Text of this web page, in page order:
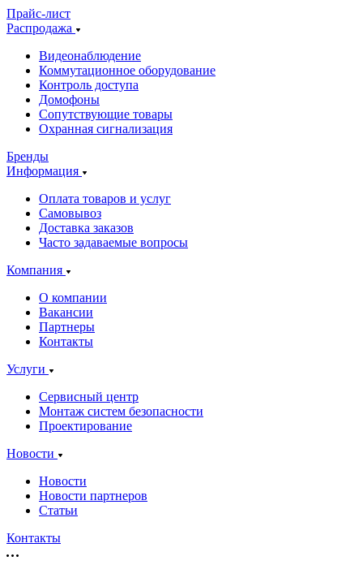
Прайс-лист
Распродажа
Видеонаблюдение
Коммутационное оборудование
Контроль доступа
Домофоны
Сопутствующие товары
Охранная сигнализация
Бренды
Информация
Оплата товаров и услуг
Самовывоз
Доставка заказов
Часто задаваемые вопросы
Компания
О компании
Вакансии
Партнеры
Контакты
Услуги
Сервисный центр
Монтаж систем безопасности
Проектирование
Новости
Новости
Новости партнеров
Статьи
Контакты